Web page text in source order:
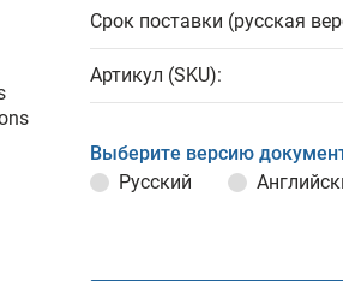
Срок поставки (русская
Артикул (SKU):
Выберите версию
Русский